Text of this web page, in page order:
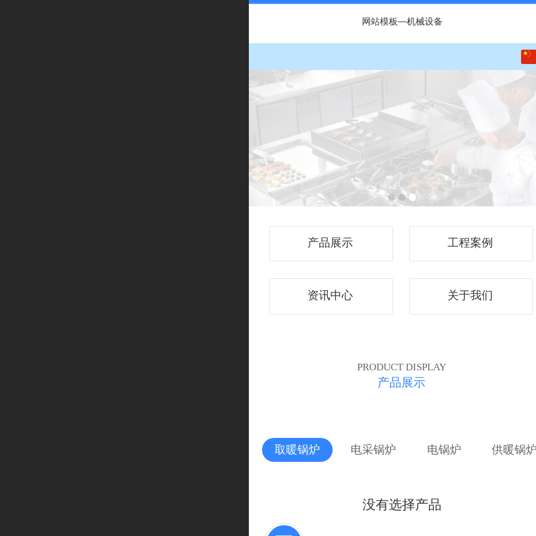
网站模板—机械设备
产品展示 工程案例
资讯中心 关于我们
PRODUCT DISPLAY
产品展示
取暖锅炉 电采锅炉 电锅炉 供暖锅
没有选择产品